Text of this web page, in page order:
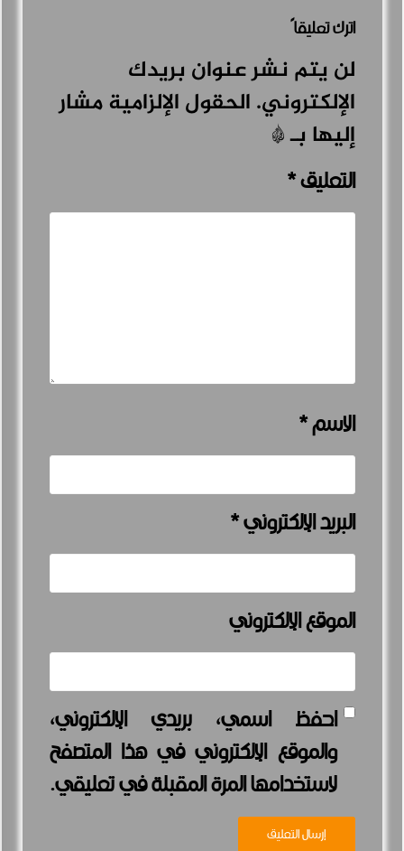
اترك تعليقاً
لن يتم نشر عنوان بريدك
الإلكتروني. الحقول الإلزامية مشار
إليها بـ*
التعليق*
الاسم*
البريد الإلكتروني*
الموقع الإلكتروني
احفظ اسمي، بريدي الإلكتروني،
والموقع الإلكتروني في هذا المتصفح
لاستخدامها المرة المقبلة في تعليقي.